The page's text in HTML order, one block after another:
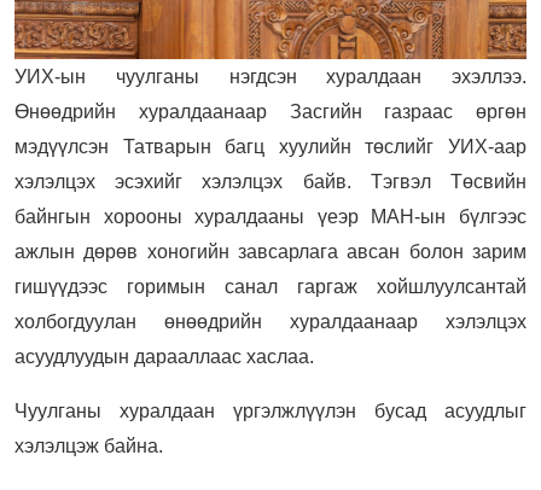
УИХ-ын чуулганы нэгдсэн хуралдаан эхэллээ.
Өнөөдрийн хуралдаанаар Засгийн газраас өргөн
мэдүүлсэн Татварын багц хуулийн төслийг УИХ-аар
хэлэлцэх эсэхийг хэлэлцэх байв. Тэгвэл Төсвийн
байнгын хорооны хуралдааны үеэр МАН-ын бүлгээс
ажлын дөрөв хоногийн завсарлага авсан болон зарим
гишүүдээс горимын санал гаргаж хойшлуулсантай
холбогдуулан өнөөдрийн хуралдаанаар хэлэлцэх
асуудлуудын дарааллаас хаслаа.
Чуулганы хуралдаан үргэлжлүүлэн бусад асуудлыг
хэлэлцэж байна.